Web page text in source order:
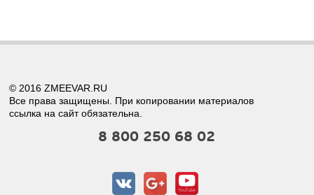
© 2016 ZMEEVAR.RU
Все права защищены. При копировании материалов
ссылка на сайт обязательна.
8 800 250 68 02